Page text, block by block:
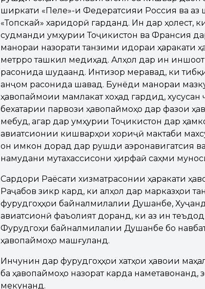
ширкати «Пеле»-и Федератсияи Россия ва аз
«Топскай» харидорӣ гарданд. Ин дар ҳолест,
судманди Ҷумҳурии Тоҷикистон ва Франсия
манораи назорати танзими идораи ҳаракати
метрро ташкил медиҳад. Алҳол дар ин
расонида шудаанд. Интизор меравад, ки
анҷом расонида шавад. Бунёди манораи
ҳавопаймоии мамлакат хоҳад гардид,
бехатарии парвози ҳавопаймоҳо дар фазои
мебуд, агар дар Ҷумҳурии Тоҷикистон дар
авиатсионии кишварҳои хориҷӣ мактаби
он имкон дорад дар рушди аэронавигатсия
намудани мутахассисони ҳирфаӣ саҳми
Сардори Раёсати хизматрасонии ҳаракати
Раҷабов зикр кард, ки алҳол дар марказҳои
фурудгоҳҳои байналмилалии Душанбе,
авиатсионӣ фаъолият доранд, ки аз ин
Фурудгоҳи байналмилалии Душанбе бо
ҳавопаймоҳо машғуланд.
Инчунин дар фурудгоҳҳои хатҳои ҳавоии
ба ҳавопаймоҳо назорат карда наметавонанд,
мекунанд.